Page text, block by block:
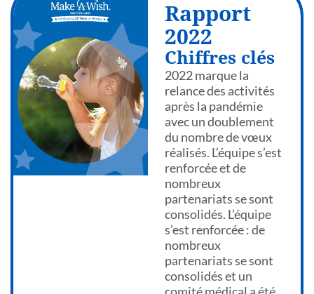
Rapport
2022
Chiffres clés
2022 marque la
relance des activités
après la pandémie
avec un doublement
du nombre de vœux
réalisés. L’équipe s’est
renforcée et de
nombreux
partenariats se sont
consolidés. L’équipe
s’est renforcée : de
nombreux
partenariats se sont
consolidés et un
comité médical a été